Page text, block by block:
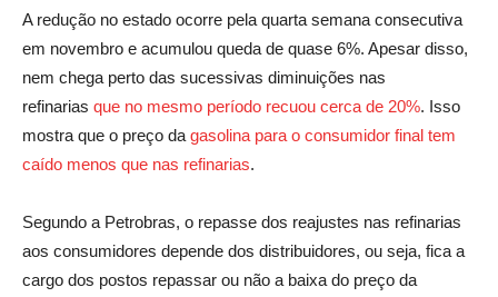
A redução no estado ocorre pela quarta semana consecutiva
em novembro e acumulou queda de quase 6%. Apesar disso,
nem chega perto das sucessivas diminuições nas
refinarias que no mesmo período recuou cerca de 20%. Isso
mostra que o preço da gasolina para o consumidor final tem
caído menos que nas refinarias.
Segundo a Petrobras, o repasse dos reajustes nas refinarias
aos consumidores depende dos distribuidores, ou seja, fica a
cargo dos postos repassar ou não a baixa do preço da